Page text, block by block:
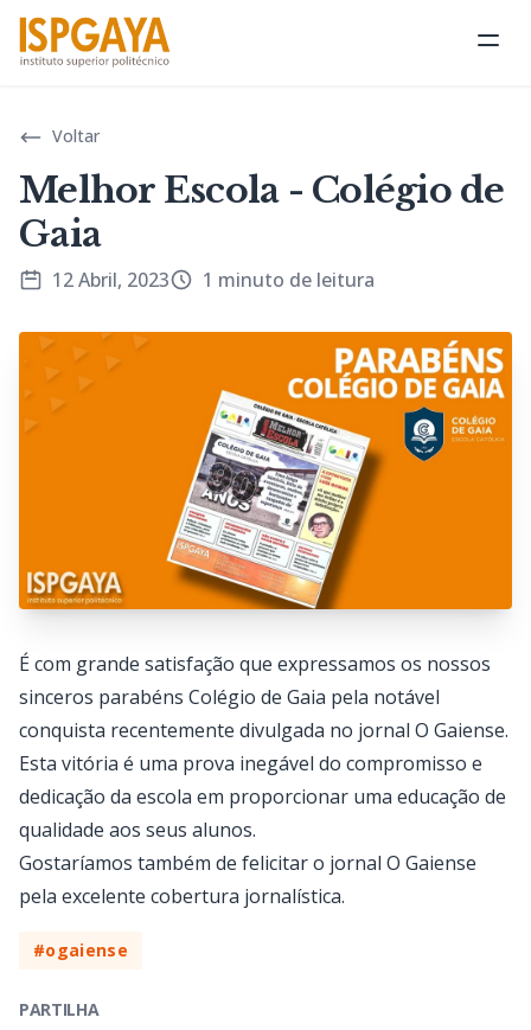
Voltar
Melhor Escola - Colégio de
Gaia
12 Abril, 2023 1 minuto de leitura
É com grande satisfação que expressamos os nossos
sinceros parabéns Colégio de Gaia pela notável
conquista recentemente divulgada no jornal O Gaiense.
Esta vitória é uma prova inegável do compromisso e
dedicação da escola em proporcionar uma educação de
qualidade aos seus alunos.
Gostaríamos também de felicitar o jornal O Gaiense
pela excelente cobertura jornalística.
#ogaiense
PARTILHA